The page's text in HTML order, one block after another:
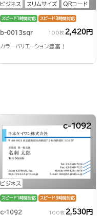
ビジネス スリムサイズ QRコード
スピード1時間対応 スピード3時間対応
b-0013sqr 100枚 2,420円
カラーバリエーション豊富！
ビジネス
c-1092
スピード1時間対応 スピード3時間対応
c-1092 100枚 2,530円